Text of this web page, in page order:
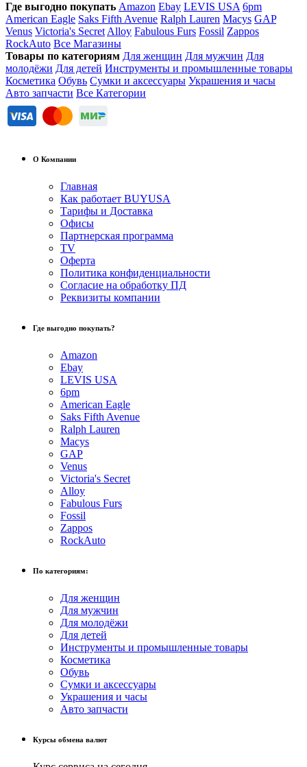
Где выгодно покупать Amazon Ebay LEVIS USA 6pm
American Eagle Saks Fifth Avenue Ralph Lauren Macys GAP
Venus Victoria's Secret Alloy Fabulous Furs Fossil Zappos
RockAuto Все Магазины
Товары по категориям Для женщин Для мужчин Для
молодёжи Для детей Инструменты и промышленные товары
Косметика Обувь Сумки и аксессуары Украшения и часы
Авто запчасти Все Категории
О Компании
Главная
Как работает BUYUSA
Тарифы и Доставка
Офисы
Партнерская программа
TV
Оферта
Политика конфиденциальности
Согласие на обработку ПД
Реквизиты компании
Где выгодно покупать?
Amazon
Ebay
LEVIS USA
6pm
American Eagle
Saks Fifth Avenue
Ralph Lauren
Macys
GAP
Venus
Victoria's Secret
Alloy
Fabulous Furs
Fossil
Zappos
RockAuto
По категориям:
Для женщин
Для мужчин
Для молодёжи
Для детей
Инструменты и промышленные товары
Косметика
Обувь
Сумки и аксессуары
Украшения и часы
Авто запчасти
Курсы обмена валют